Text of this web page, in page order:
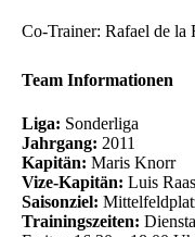
Co-Trainer: Rafael de la
Team Informationen
Liga: Sonderliga
Jahrgang: 2011
Kapitän: Maris Knorr
Vize-Kapitän: Luis
Saisonziel:
Trainingszeiten: